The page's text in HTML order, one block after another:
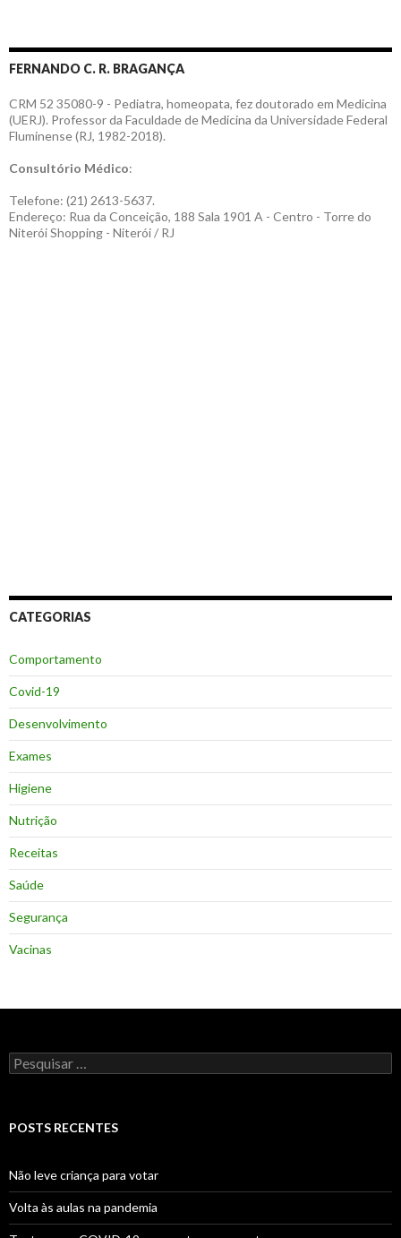
FERNANDO C. R. BRAGANÇA
CRM 52 35080-9 - Pediatra, homeopata, fez doutorado em Medicina
(UERJ). Professor da Faculdade de Medicina da Universidade Federal
Fluminense (RJ, 1982-2018).
Consultório Médico:
Telefone: (21) 2613-5637.
Endereço: Rua da Conceição, 188 Sala 1901 A - Centro - Torre do
Niterói Shopping - Niterói / RJ
CATEGORIAS
Comportamento
Covid-19
Desenvolvimento
Exames
Higiene
Nutrição
Receitas
Saúde
Segurança
Vacinas
Pesquisar
por:
POSTS RECENTES
Não leve criança para votar
Volta às aulas na pandemia